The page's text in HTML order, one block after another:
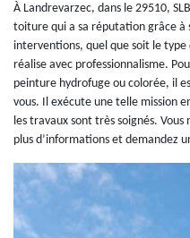
À Landrevarzec, dans le 29510,
toiture qui a sa réputation grâce à
interventions, quel que soit le type
réalise avec professionnalisme.
peinture hydrofuge ou colorée, il
vous. Il exécute une telle mission
les travaux sont très soignés. Vous
plus d’informations et demandez